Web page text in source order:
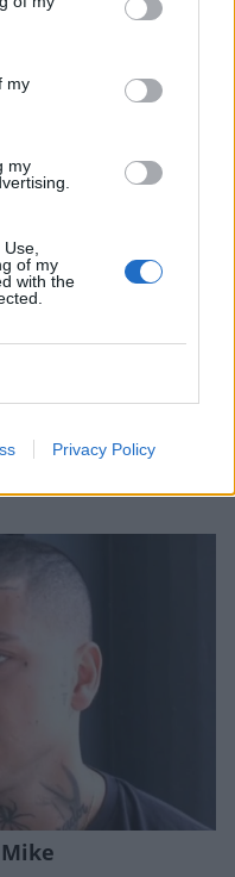
my
my
of my
with the
Privacy Policy
άλμπουμ
–
ζω»